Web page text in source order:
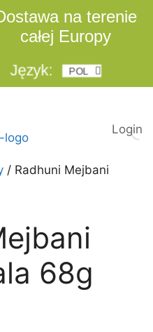
na terenie
całej Europy
Język: POL
ENG
Login
/ Radhuni Mejbani
68g